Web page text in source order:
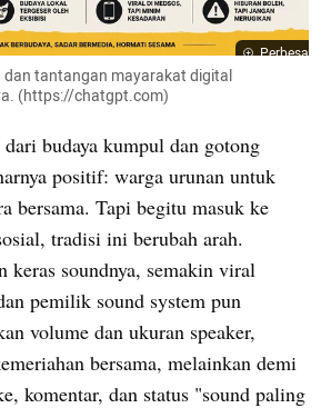
Perbesar
dan tantangan mayarakat digital
(https://chatgpt.com)
budaya kumpul dan gotong
positif: warga urunan untuk
bersama. Tapi begitu masuk ke
tradisi ini berubah arah.
keras soundnya, semakin viral
pemilik sound system pun
volume dan ukuran speaker,
bersama, melainkan demi
komentar, dan status "sound paling